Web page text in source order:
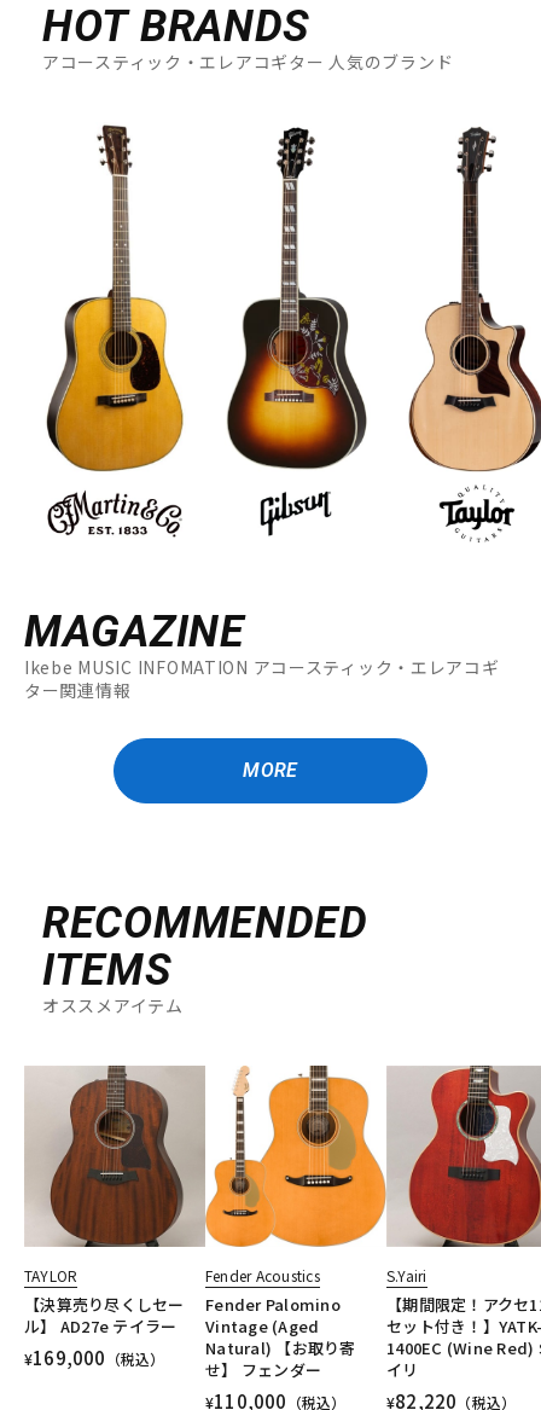
HOT BRANDS
アコースティック・エレアコギター 人気のブランド
MAGAZINE
Ikebe MUSIC INFOMATION アコースティック・エレアコギ
ター関連情報
MORE
RECOMMENDED
ITEMS
オススメアイテム
TAYLOR
【決算売り尽くしセー
ル】 AD27e テイラー
¥169,000 （税込）
Fender Acoustics
Fender Palomino
Vintage (Aged
Natural) 【お取り寄
せ】 フェンダー
¥110,000 （税込）
S.Yairi
【期間限定！アクセ
セット付き！】
1400EC (Wine Red)
イリ
¥82,220 （税込）